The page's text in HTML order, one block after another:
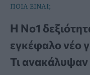
ΠΟΙΑ ΕΙΝΑΙ;
Η Νο1
εγκέφαλο νέο
Τι ανακάλυψαν